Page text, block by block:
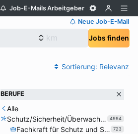
Job-E-MailsArbeitgeber
Neue Job-E-Mail
Jobs finden
Sortierung: Relevanz
BERUFE
Alle
Schutz/Sicherheit/Überwachung
4994
Fachkraft für Schutz und Sicherheit 723